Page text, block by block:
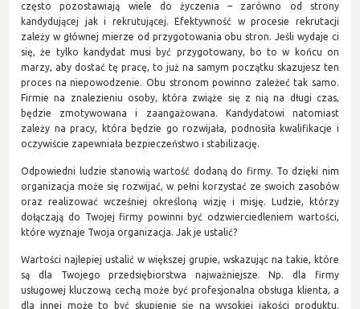
często pozostawiają wiele do życzenia – zarówno od strony
kandydującej jak i rekrutującej. Efektywność w procesie rekrutacji
zależy w głównej mierze od przygotowania obu stron. Jeśli wydaje ci
się, że tylko kandydat musi być przygotowany, bo to w końcu on
marzy, aby dostać tę pracę, to już na samym początku skazujesz ten
proces na niepowodzenie. Obu stronom powinno zależeć tak samo.
Firmie na znalezieniu osoby, która zwiąże się z nią na długi czas,
będzie zmotywowana i zaangażowana. Kandydatowi natomiast
zależy na pracy, która będzie go rozwijała, podnosiła kwalifikacje i
oczywiście zapewniała bezpieczeństwo i stabilizację.
Odpowiedni ludzie stanowią wartość dodaną do firmy. To dzięki nim
organizacja może się rozwijać, w pełni korzystać ze swoich zasobów
oraz realizować wcześniej określoną wizję i misję. Ludzie, którzy
dołączają do Twojej firmy powinni być odzwierciedleniem wartości,
które wyznaje Twoja organizacja. Jak je ustalić?
Wartości najlepiej ustalić w większej grupie, wskazując na takie, które
są dla Twojego przedsiębiorstwa najważniejsze. Np. dla firmy
usługowej kluczową cechą może być profesjonalna obsługa klienta, a
dla innej może to być skupienie się na wysokiej jakości produktu.